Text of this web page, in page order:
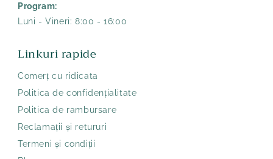
Program:
Luni - Vineri: 8:00 - 16:00
Linkuri rapide
Comerț cu ridicata
Politica de confidențialitate
Politica de rambursare
Reclamații și retururi
Termeni și condiții